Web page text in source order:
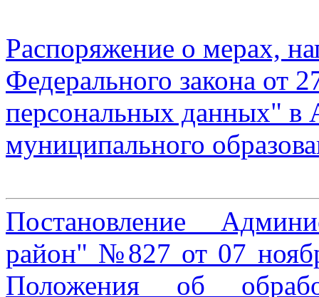
Распоряжение о мерах,
Федерального закона
персональных данных" в
муниципального
Постановление
район" №827 от 07
Положения об